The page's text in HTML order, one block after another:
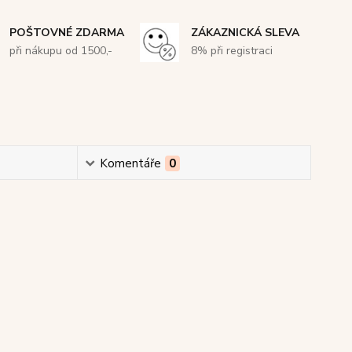
POŠTOVNÉ ZDARMA
při nákupu od 1500,-
ZÁKAZNICKÁ SLEVA
8% při registraci
Komentáře 0